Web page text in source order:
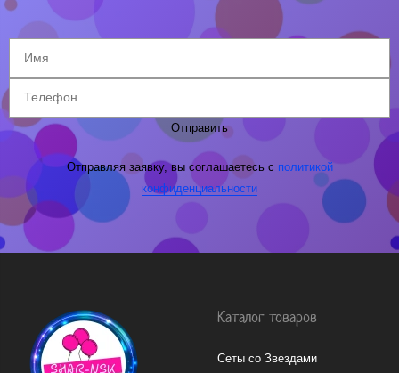
Отправить
Отправляя заявку, вы соглашаетесь с политикой
конфиденциальности
Каталог товаров
Сеты со Звездами